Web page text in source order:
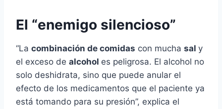
El “enemigo silencioso”
“La combinación de comidas con mucha sal y
el exceso de alcohol es peligrosa. El alcohol no
solo deshidrata, sino que puede anular el
efecto de los medicamentos que el paciente ya
está tomando para su presión”, explica el